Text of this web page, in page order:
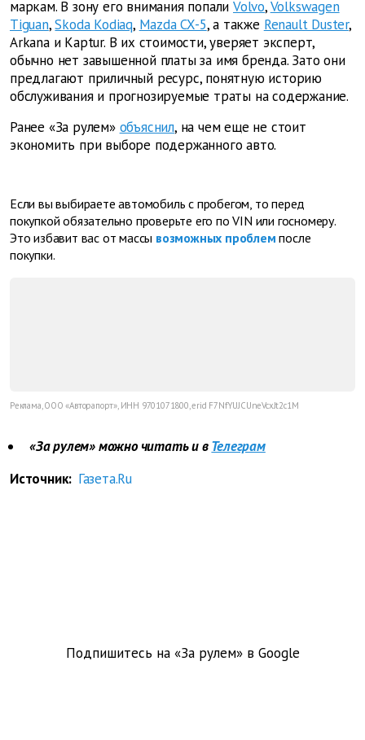
маркам. В зону его внимания попали Volvo,Volkswagen
Tiguan, Skoda Kodiaq, Mazda CX-5, а также Renault Duster,
Arkana и Kaptur. В их стоимости, уверяет эксперт,
обычно нет завышенной платы за имя бренда. Зато они
предлагают приличный ресурс, понятную историю
обслуживания и прогнозируемые траты на содержание.
Ранее «За рулем» объяснил, на чем еще не стоит
экономить при выборе подержанного авто.
Если вы выбираете автомобиль с пробегом, то перед
покупкой обязательно проверьте его по VIN или госномеру.
Это избавит вас от массы возможных проблем после
покупки.
Реклама, ООО «Авторапорт», ИНН 9701071800, erid F7NfYUJCUneVcxJt2c1M
«За рулем» можно читать и вТелеграм
Источник: Газета.Ru
Подпишитесь на «За рулем» в Google